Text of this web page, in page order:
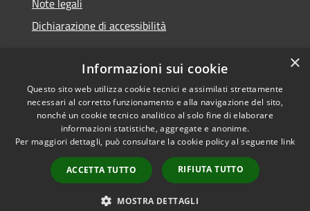
Note legali
Dichiarazione di accessibilità
RSS
Accessibilità
Cookie
Mappa del sito
Extranet
Copyright © 2026 • Comune di
Molochio • Powered by
Municipium•Accesso
redazione
×
Informazioni sui cookie
Questo sito web utilizza cookie tecnici e assimilati strettamente
necessari al corretto funzionamento e alla navigazione del sito,
nonché un cookie tecnico analitico al solo fine di elaborare
informazioni statistiche, aggregate e anonime.
Per maggiori dettagli, può consultare la cookie policy al seguente link
ACCETTA TUTTO RIFIUTA TUTTO
MOSTRA DETTAGLI